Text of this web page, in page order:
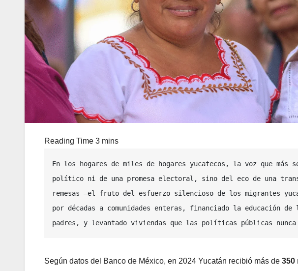
En los hogares de miles de hogares yucatecos, la voz que más
político ni de una promesa electoral, sino del eco de una
remesas —el fruto del esfuerzo silencioso de los migrantes
por décadas a comunidades enteras, financiado la educación
padres, y levantado viviendas que las políticas públicas nunca
Según datos del Banco de México, en 2024 Yucatán recibió más de 350